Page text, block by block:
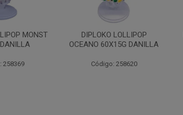
DANILLA
258620
DIPLOKO LOLLIPOP ARCO
POP 60X15G DANILLA
Código: 258621